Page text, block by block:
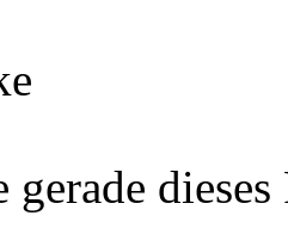
gerade